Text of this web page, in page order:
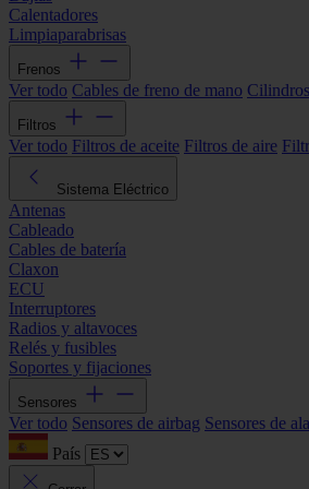
Calentadores
Limpiaparabrisas
Frenos
Ver todo Cables de freno de mano
Filtros
Ver todo Filtros de aceite Filtros de aire
Sistema Eléctrico
Antenas
Cableado
Cables de batería
Claxon
ECU
Interruptores
Radios y altavoces
Relés y fusibles
Soportes y fijaciones
Sensores
Ver todo Sensores de airbag Sensores de
País